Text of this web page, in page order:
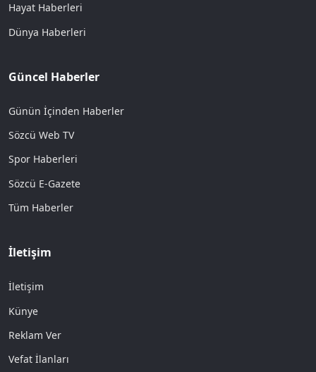
Hayat Haberleri
Dünya Haberleri
Güncel Haberler
Günün İçinden Haberler
Sözcü Web TV
Spor Haberleri
Sözcü E-Gazete
Tüm Haberler
İletişim
İletişim
Künye
Reklam Ver
Vefat İlanları